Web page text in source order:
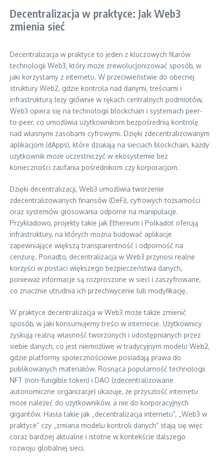
Decentralizacja w praktyce: Jak Web3
zmienia sieć
Decentralizacja w praktyce to jeden z kluczowych filarów
technologii Web3, który może zrewolucjonizować sposób, w
jaki korzystamy z internetu. W przeciwieństwie do obecnej
struktury Web2, gdzie kontrola nad danymi, treściami i
infrastrukturą leży głównie w rękach centralnych podmiotów,
Web3 opiera się na technologii blockchain i systemach peer-
to-peer, co umożliwia użytkownikom bezpośrednią kontrolę
nad własnymi zasobami cyfrowymi. Dzięki zdecentralizowanym
aplikacjom (dApps), które działają na sieciach blockchain, każdy
użytkownik może uczestniczyć w ekosystemie bez
konieczności zaufania pośrednikom czy korporacjom.
Dzięki decentralizacji, Web3 umożliwia tworzenie
zdecentralizowanych finansów (DeFi), cyfrowych tożsamości
oraz systemów głosowania odporne na manipulacje.
Przykładowo, projekty takie jak Ethereum i Polkadot oferują
infrastruktury, na których można budować aplikacje
zapewniające większą transparentność i odporność na
cenzurę. Ponadto, decentralizacja w Web3 przynosi realne
korzyści w postaci większego bezpieczeństwa danych,
ponieważ informacje są rozproszone w sieci i zaszyfrowane,
co znacznie utrudnia ich przechwycenie lub modyfikację.
W praktyce decentralizacja w Web3 może także zmienić
sposób, w jaki konsumujemy treści w internecie. Użytkownicy
zyskują realną własność tworzonych i udostępnianych przez
siebie danych, co jest niemożliwe w tradycyjnym modelu Web2,
gdzie platformy społecznościowe posiadają prawa do
publikowanych materiałów. Rosnąca popularność technologii
NFT (non-fungible token) i DAO (zdecentralizowane
autonomiczne organizacje) ukazuje, że przyszłość internetu
może należeć do użytkowników, a nie do korporacyjnych
gigantów. Hasła takie jak „decentralizacja internetu”, „Web3 w
praktyce” czy „zmiana modelu kontroli danych” stają się więc
coraz bardziej aktualne i istotne w kontekście dalszego
rozwoju globalnej sieci.